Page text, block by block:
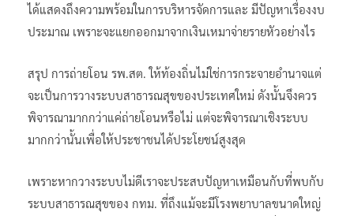
ได้แสดงถึงความพร้อมในการบริหารจัดการและ มีปัญหาเรื่องงบ
ประมาณ เพราะจะแยกออกมาจากเงินเหมาจ่ายรายหัวอย่างไร
สรุป การถ่ายโอน รพ.สต. ให้ท้องถิ่นไม่ใช่การกระจายอำนาจแต่
จะเป็นการวางระบบสาธารณสุขของประเทศใหม่ ดังนั้นจึงควร
พิจารณามากกว่าแค่ถ่ายโอนหรือไม่ แต่จะพิจารณาเชิงระบบ
มากกว่านั้นเพื่อให้ประชาชนได้ประโยชน์สูงสุด
เพราะหากวางระบบไม่ดีเราจะประสบปัญหาเหมือนกับที่พบกับ
ระบบสาธารณสุขของ กทม. ที่ถึงแม้จะมีโรงพยาบาลขนาดใหญ่